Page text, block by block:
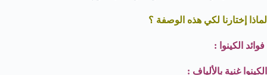
لماذا إختارنا لكي هذه الوصفة ؟
فوائد الكينوا :
الكينوا غنية بالألياف :